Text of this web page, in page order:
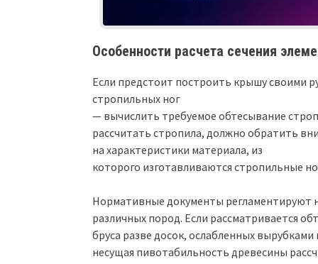
Особенности расчета сечения
Если предстоит построить крышу своими
стропильных ног
— вычислить требуемое обтесывание
рассчитать стропила, должно обратить
на характеристики материала, из
которого изготавливаются стропильные
Нормативные документы регламентируют
различных пород. Если рассматривается
бруса разве досок, ослабленных
несущая пивотабильность древесины